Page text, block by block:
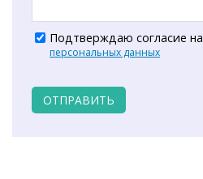
Подтверждаю согласие на
персональных данных
ОТПРАВИТЬ